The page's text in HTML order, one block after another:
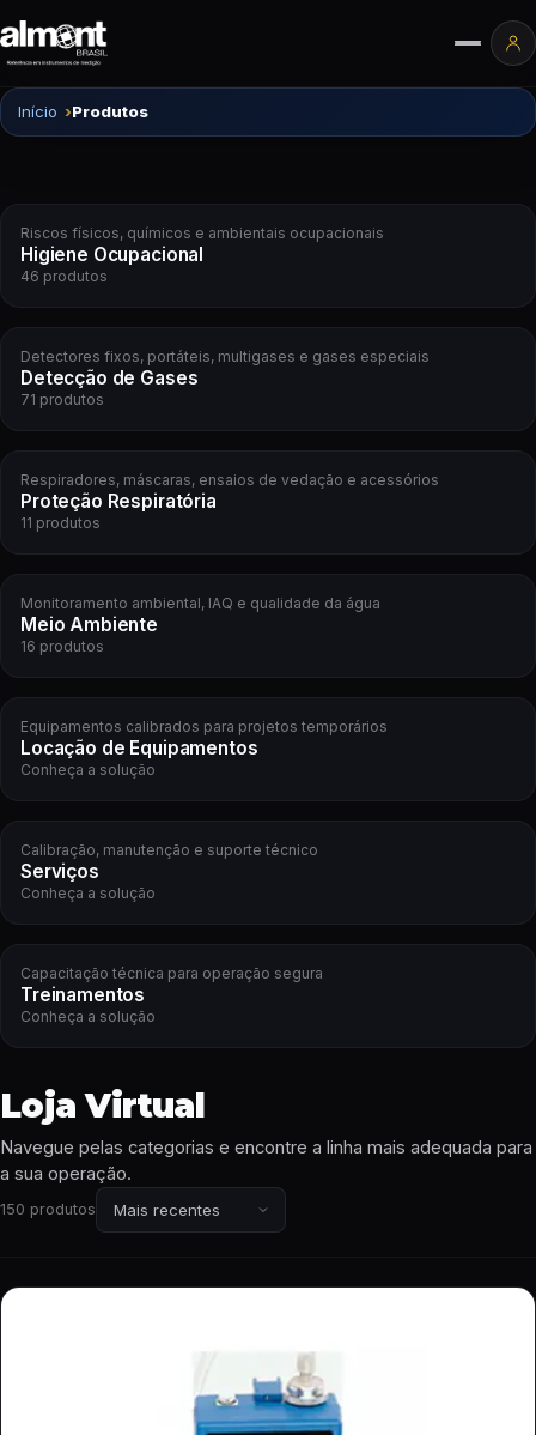
Início Produtos
Riscos físicos, químicos e ambientais ocupacionais
Higiene Ocupacional
46 produtos
Detectores fixos, portáteis, multigases e gases especiais
Detecção de Gases
71 produtos
Respiradores, máscaras, ensaios de vedação e acessórios
Proteção Respiratória
11 produtos
Monitoramento ambiental, IAQ e qualidade da água
Meio Ambiente
16 produtos
Equipamentos calibrados para projetos temporários
Locação de Equipamentos
Conheça a solução
Calibração, manutenção e suporte técnico
Serviços
Conheça a solução
Capacitação técnica para operação segura
Treinamentos
Conheça a solução
Loja Virtual
Navegue pelas categorias e encontre a linha mais adequada para
a sua operação.
150 produtos